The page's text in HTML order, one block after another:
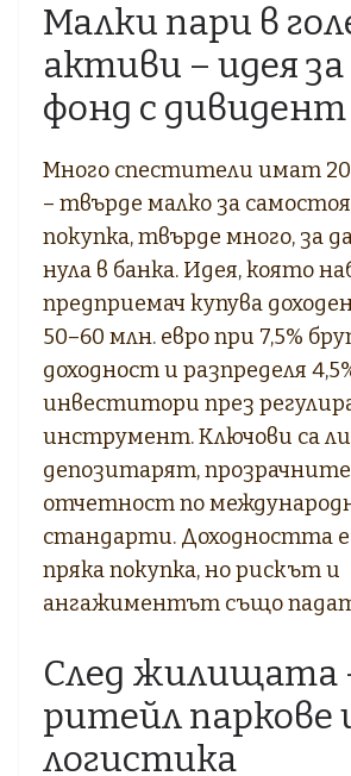
Малки пари в
активи – идея
фонд с дивидент
Много спестители имат
– твърде малко за
покупка, твърде много, за
нула в банка. Идея, която
предприемач купува
50–60 млн. евро при 7,5%
доходност и разпределя
инвеститори през
инструмент. Ключови са
депозитарят,
отчетност по
стандарти. Доходността
пряка покупка, но рискът и
ангажиментът също
След жилищата
ритейл паркове
логистика